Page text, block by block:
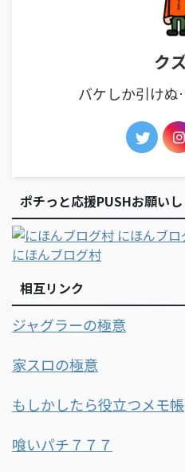
ク
バケしか引け
ポチっと応援PUSHお願い
にほんブログ村
相互リンク
ジャグラーの極意
家スロの極意
もしかしたら役立つメモ帳
喰いパチ７７７